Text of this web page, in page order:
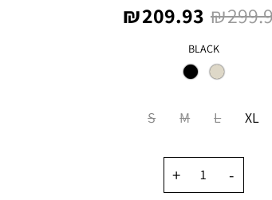
מחיר
מוצר
209.93 ₪
צבע
BLACK
S M L XL